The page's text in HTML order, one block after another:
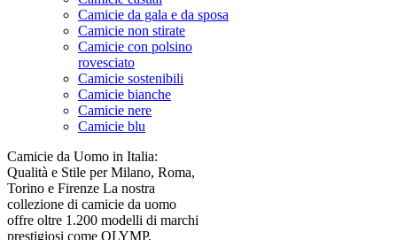
Camicie da gala e da sposa
Camicie non stirate
Camicie con polsino
rovesciato
Camicie sostenibili
Camicie bianche
Camicie nere
Camicie blu
Camicie da Uomo in Italia:
Qualità e Stile per Milano, Roma,
Torino e Firenze La nostra
collezione di camicie da uomo
offre oltre 1.200 modelli di marchi
prestigiosi come OLYMP,